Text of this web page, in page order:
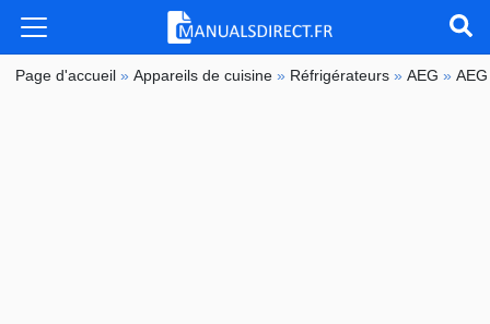
Page d'accueil »Appareils de cuisine » Réfrigérateurs »AEG »